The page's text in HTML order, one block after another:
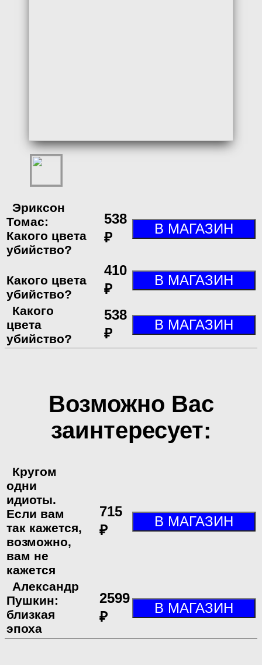
Эриксон
Томас:
Какого цвета
убийство?
538
₽
Какого цвета
убийство?
410
₽
Какого
цвета
убийство?
538
₽
Возможно Вас
заинтересует:
Кругом
одни
идиоты.
Если вам
так кажется,
возможно,
вам не
кажется
715
₽
Александр
Пушкин:
близкая
эпоха
2599
₽